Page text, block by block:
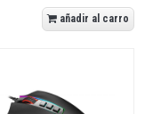
añadir al carro